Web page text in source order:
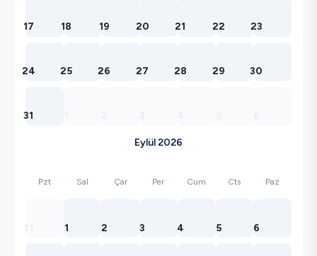
17 18 19 20 21 22 23
24 25 26 27 28 29 30
31
Eylül 2026
Pzt Sal Çar Per Cum Cts Paz
1 2 3 4 5 6